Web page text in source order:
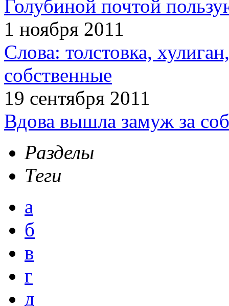
Голубиной почтой
1 ноября 2011
Слова: толстовка,
собственные
19 сентября 2011
Вдова вышла замуж за
Разделы
Теги
а
б
в
г
д